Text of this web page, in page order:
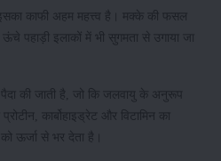
इसका काफी अहम महत्त्व है। मक्के की फसल
पहाड़ी इलाकों में भी सुगमता से उगाया जा
की जाती है, जो कि जलवायु के अनुरूप
कार्बोहाइड्रेट और विटामिन का
ऊर्जा से भर देता है।